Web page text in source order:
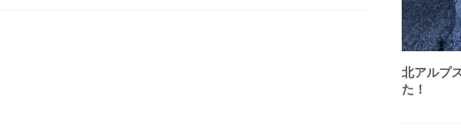
北アルプ
た！